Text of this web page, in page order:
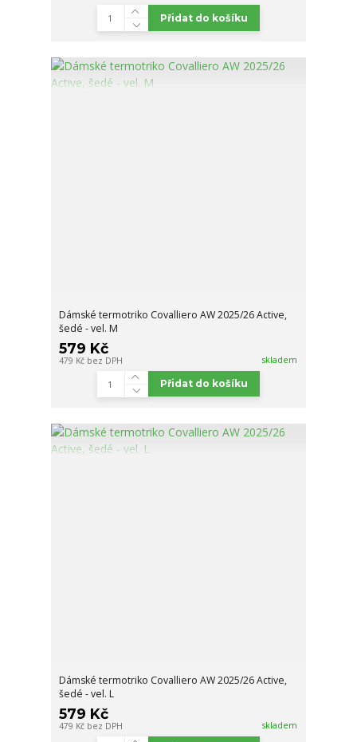
Přidat do košíku
Dámské termotriko Covalliero AW 2025/26 Active,
šedé - vel. M
579 Kč
479 Kč bez DPH skladem
Přidat do košíku
Dámské termotriko Covalliero AW 2025/26 Active,
šedé - vel. L
579 Kč
479 Kč bez DPH skladem